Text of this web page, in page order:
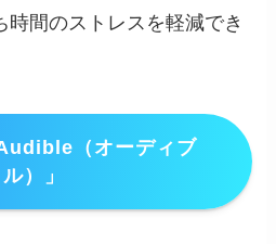
時間のストレスを軽減でき
（オーディブ
ル）」